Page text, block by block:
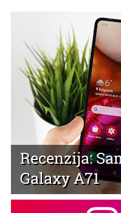
Recenzija:
Galaxy A71